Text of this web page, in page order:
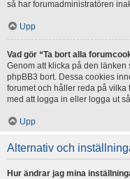
så har forumadministratören
Upp
Vad gör “Ta bort alla
Genom att klicka på den
phpBB3 bort. Dessa cookies
forumet och håller reda på vilka
med att logga in eller logga ut
Upp
Alternativ och
Hur ändrar jag mina